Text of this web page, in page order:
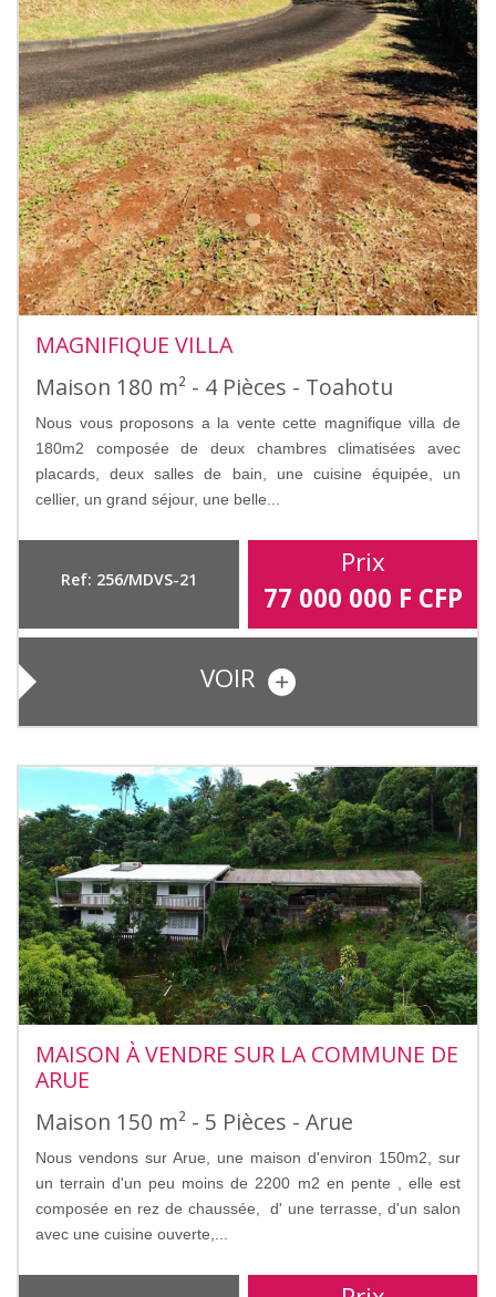
MAGNIFIQUE VILLA
Maison 180 m² - 4 Pièces - Toahotu
Nous vous proposons a la vente cette magnifique villa de
180m2 composée de deux chambres climatisées avec
placards, deux salles de bain, une cuisine équipée, un
cellier, un grand séjour, une belle...
Ref: 256/MDVS-21
Prix
77 000 000 F CFP
VOIR
MAISON À VENDRE SUR LA COMMUNE DE
ARUE
Maison 150 m² - 5 Pièces - Arue
Nous vendons sur Arue, une maison d'environ 150m2, sur
un terrain d'un peu moins de 2200 m2 en pente , elle est
composée en rez de chaussée, d' une terrasse, d'un salon
avec une cuisine ouverte,...